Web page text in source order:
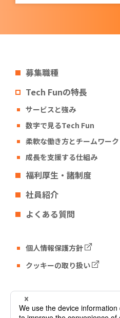
募集職種
Tech Funの特長
サービスと強み
数字で見るTech Fun
柔軟な働き方とチームワーク
成長を支援する仕組み
福利厚生・諸制度
社員紹介
よくある質問
個人情報保護方針
クッキーの取り扱い
Tech Fun コーポレートサイト